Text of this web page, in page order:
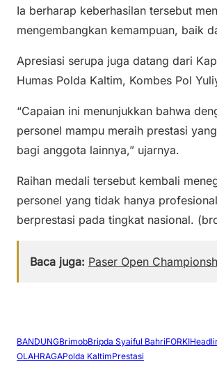
Ia berharap keberhasilan tersebut
mengembangkan kemampuan, baik
Apresiasi serupa juga datang dari
Humas Polda Kaltim, Kombes Pol
“Capaian ini menunjukkan bahwa
personel mampu meraih prestasi
bagi anggota lainnya,” ujarnya.
Raihan medali tersebut kembali
personel yang tidak hanya
berprestasi pada tingkat nasional.
Baca juga: Paser Open
BANDUNGBrimobBripda Syaiful BahriFORKI
OLAHRAGAPolda KaltimPrestasi